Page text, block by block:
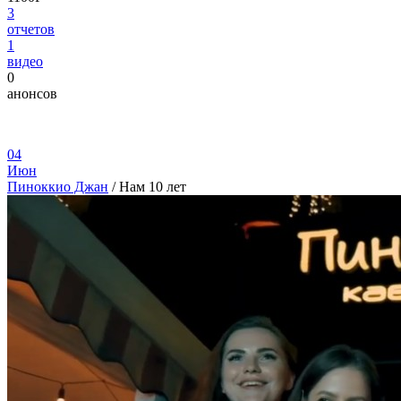
3
отчетов
1
видео
0
анонсов
04
Июн
Пиноккио Джан /Нам 10 лет